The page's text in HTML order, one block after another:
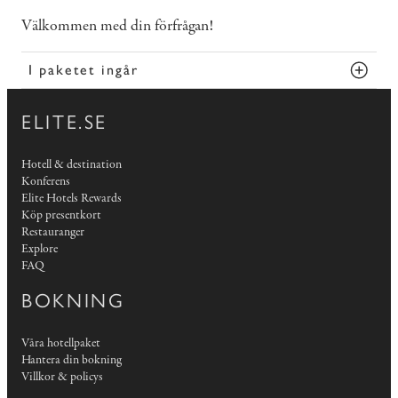
Välkommen med din förfrågan!
I paketet ingår
ELITE.SE
Hotell & destination
Konferens
Elite Hotels Rewards
Köp presentkort
Restauranger
Explore
FAQ
BOKNING
Våra hotellpaket
Hantera din bokning
Villkor & policys